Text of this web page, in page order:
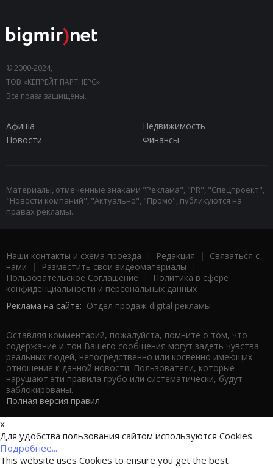
© 2000-2024,
ТОВ «КЕПРЕЙТ ПАРТНЕРС».
Все права защищены.
Афиша
Недвижимость
Новости
Финансы
Материалы, отмеченные знаками "Реклама", "PR", "Спецпроект",
"Новости компаний", "Актуально", "Промо", публикуются на
правах рекламы.
Наши контакты и схема проезда | Редакция | Связаться с
нами | Разместить свои видеоматериалы |
Пользовательское Соглашение |
Политика в сфере
конфиденциальности и персональных данных
Реклама на сайте: Отдел продаж digital рекламы
Оставляя комментарий, пожалуйста, помните о том, что
содержание и тон Вашего сообщения могут задеть чувства
реальных людей, непосредственно или косвенно имеющих
отношение к данной новости. Пользователи, которые
нарушают эти правила грубо или систематически, будут
заблокированы.
Полная версия правил
x
Для удобства пользования сайтом используются Cookies.
Подробнее...
This website uses Cookies to ensure you get the best